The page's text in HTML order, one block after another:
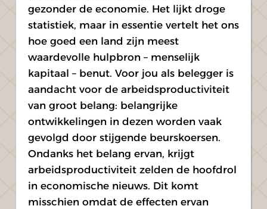
gezonder de economie. Het lijkt droge
statistiek, maar in essentie vertelt het ons
hoe goed een land zijn meest
waardevolle hulpbron – menselijk
kapitaal – benut. Voor jou als belegger is
aandacht voor de arbeidsproductiviteit
van groot belang: belangrijke
ontwikkelingen in dezen worden vaak
gevolgd door stijgende beurskoersen.
Ondanks het belang ervan, krijgt
arbeidsproductiviteit zelden de hoofdrol
in economische nieuws. Dit komt
misschien omdat de effecten ervan